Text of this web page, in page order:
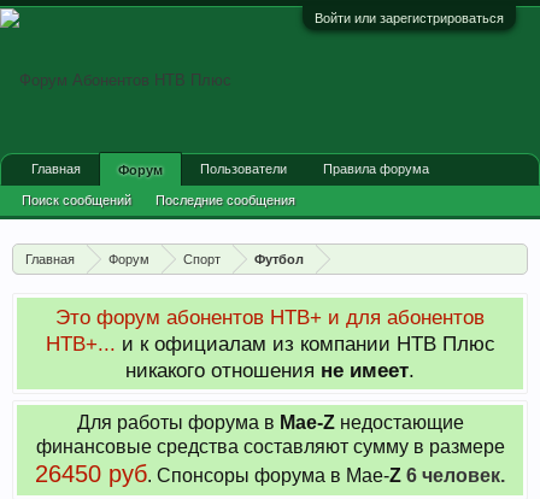
Войти или зарегистрироваться
Главная Форум Спорт Футбол
Это форум абонентов НТВ+ и для абонентов
НТВ+... и к официалам из компании НТВ Плюс
никакого отношения не имеет.
Для работы форума в Мае-Zнедостающие
финансовые средства составляют сумму в размере
26450 руб. Cпонсоры форума в Мае-Z 6 человек.
Главная Форум
Поиск сообщений Последние сообщения
Пользователи Правила форума